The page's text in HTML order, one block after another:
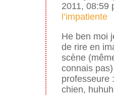
2011, 08:59
l’impatiente
He ben moi
de rire en
scène
connais
professeure
chien,